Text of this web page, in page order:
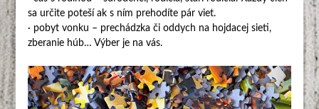
sa určite poteší ak s ním prehodíte pár viet.
· pobyt vonku – prechádzka či oddych na hojdacej sieti,
zberanie húb… Výber je na vás.